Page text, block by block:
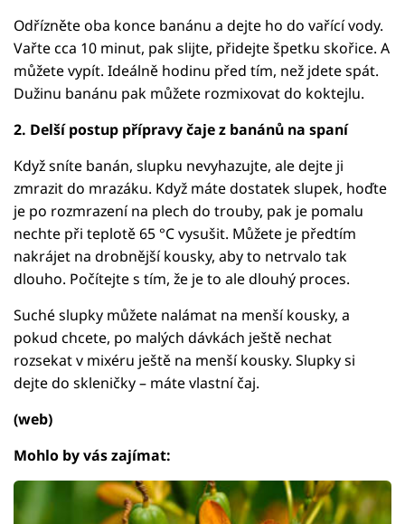
Odřízněte oba konce banánu a dejte ho do vařící vody.
Vařte cca 10 minut, pak slijte, přidejte špetku skořice. A
můžete vypít. Ideálně hodinu před tím, než jdete spát.
Dužinu banánu pak můžete rozmixovat do koktejlu.
2. Delší postup přípravy čaje z banánů na spaní
Když sníte banán, slupku nevyhazujte, ale dejte ji
zmrazit do mrazáku. Když máte dostatek slupek, hoďte
je po rozmrazení na plech do trouby, pak je pomalu
nechte při teplotě 65 °C vysušit. Můžete je předtím
nakrájet na drobnější kousky, aby to netrvalo tak
dlouho. Počítejte s tím, že je to ale dlouhý proces.
Suché slupky můžete nalámat na menší kousky, a
pokud chcete, po malých dávkách ještě nechat
rozsekat v mixéru ještě na menší kousky. Slupky si
dejte do skleničky – máte vlastní čaj.
(web)
Mohlo by vás zajímat: